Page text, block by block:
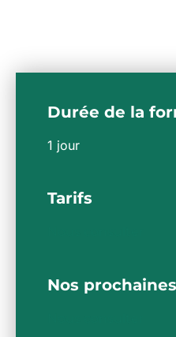
Durée de la
1 jour
Tarifs
Nos